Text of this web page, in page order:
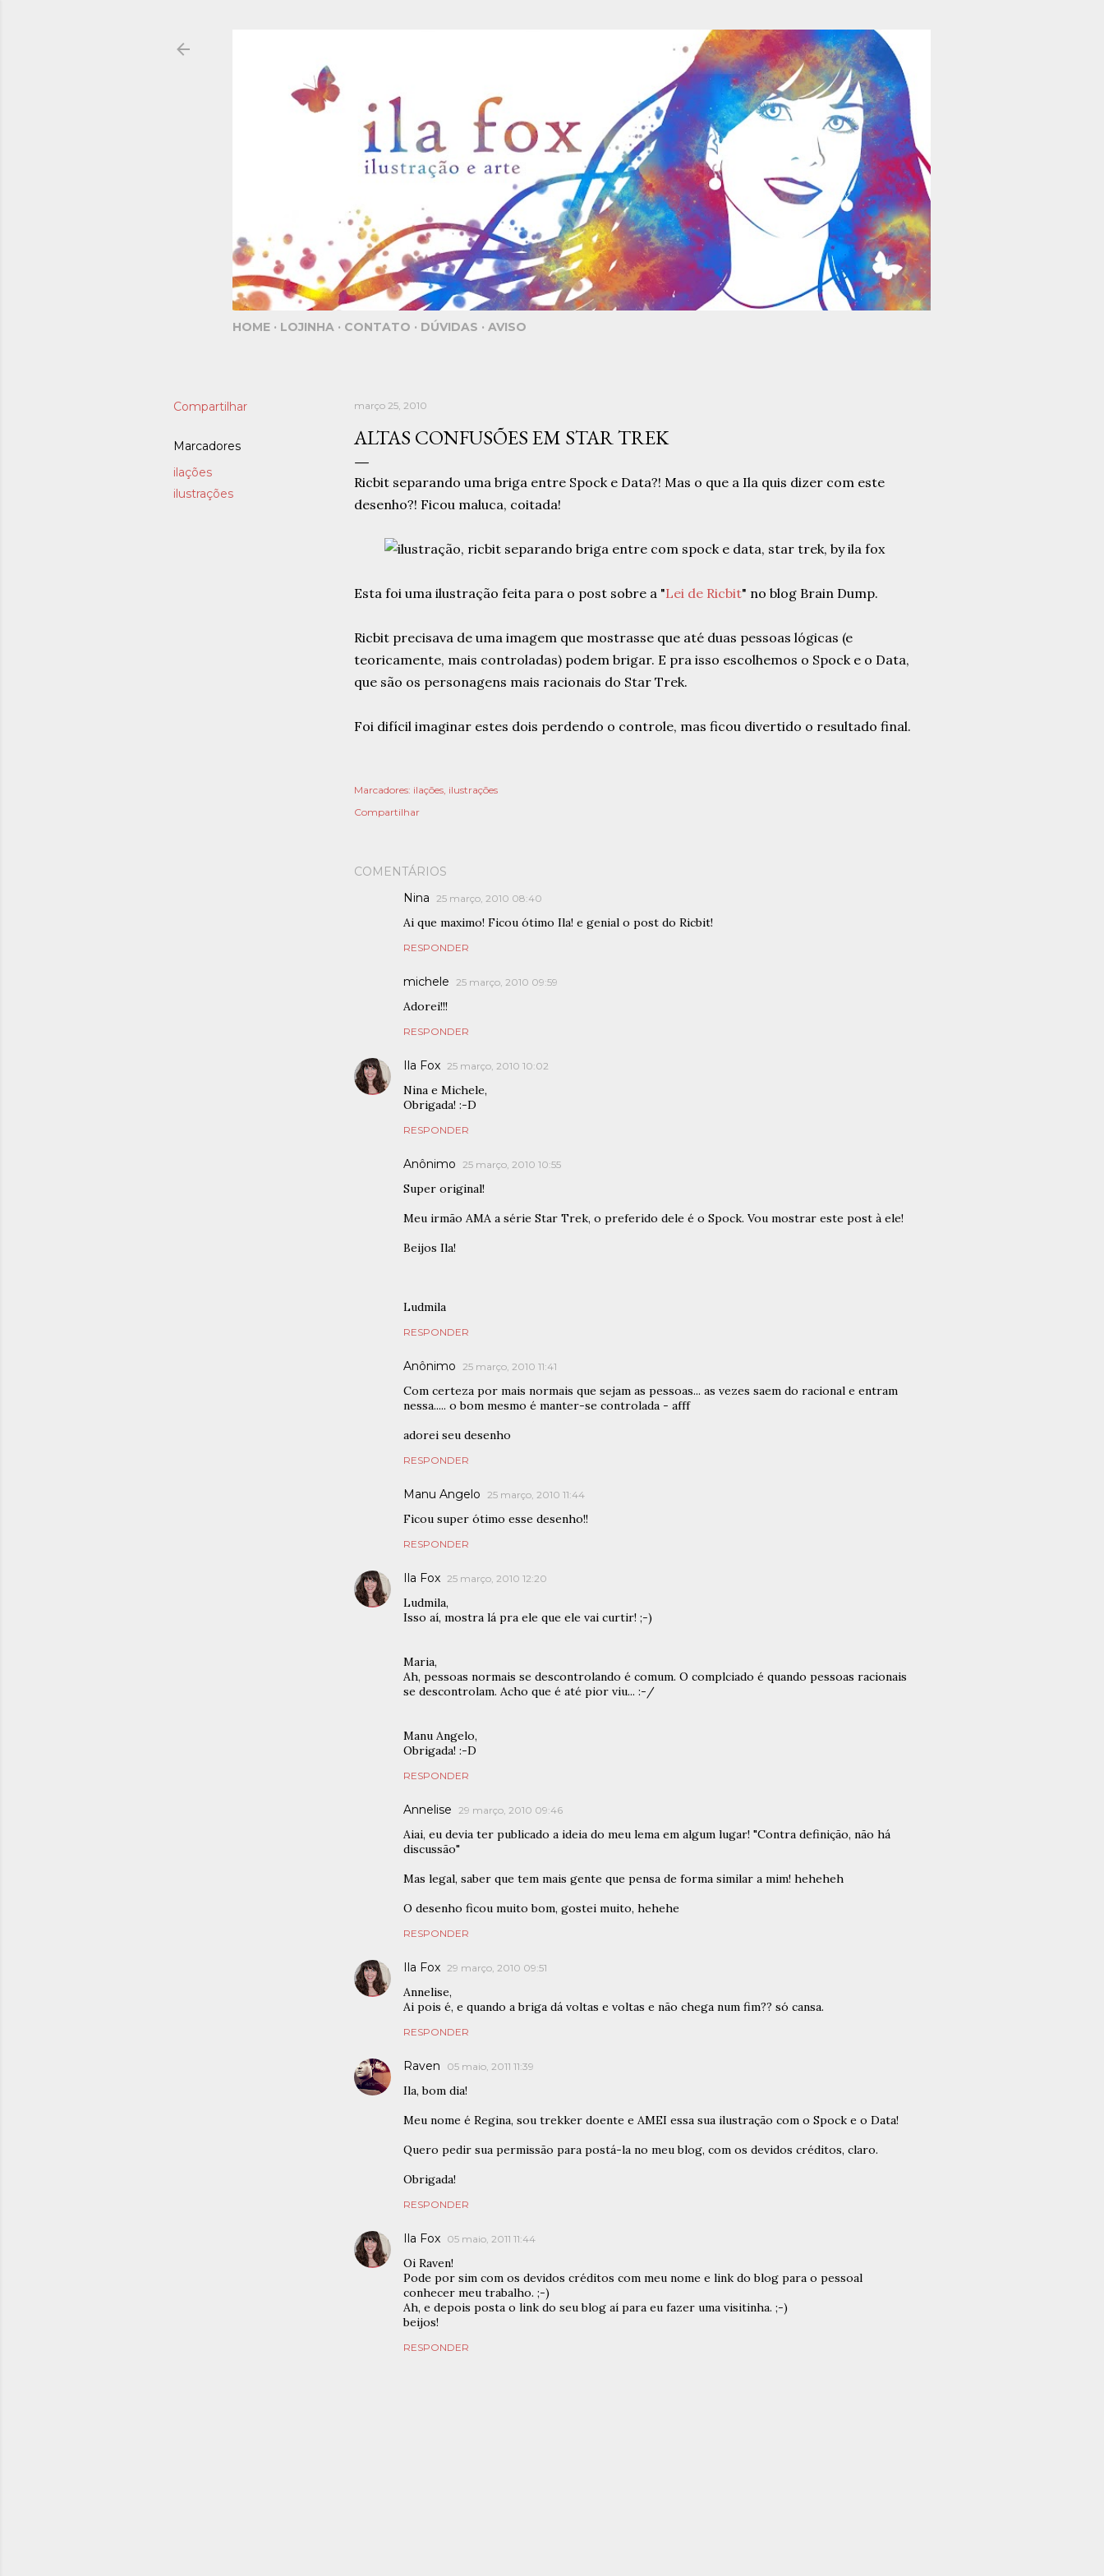
HOME LOJINHA CONTATO DÚVIDAS AVISO
Compartilhar
Marcadores
ilações
ilustrações
março 25, 2010
ALTAS CONFUSÕES EM STAR TREK
Ricbit separando uma briga entre Spock e Data?! Mas o que a Ila quis dizer com este
desenho?! Ficou maluca, coitada!
Esta foi uma ilustração feita para o post sobre a "Lei de Ricbit" no blog Brain Dump.
Ricbit precisava de uma imagem que mostrasse que até duas pessoas lógicas (e
teoricamente, mais controladas) podem brigar. E pra isso escolhemos o Spock e o Data,
que são os personagens mais racionais do Star Trek.
Foi difícil imaginar estes dois perdendo o controle, mas ficou divertido o resultado final.
Marcadores: ilações ilustrações
Compartilhar
COMENTÁRIOS
Nina 25 março, 2010 08:40
Ai que maximo! Ficou ótimo Ila! e genial o post do Ricbit!
RESPONDER
michele 25 março, 2010 09:59
Adorei!!!
RESPONDER
Ila Fox 25 março, 2010 10:02
Nina e Michele,
Obrigada! :-D
RESPONDER
Anônimo 25 março, 2010 10:55
Super original!
Meu irmão AMA a série Star Trek, o preferido dele é o Spock. Vou mostrar este post à ele!
Beijos Ila!
Ludmila
RESPONDER
Anônimo 25 março, 2010 11:41
Com certeza por mais normais que sejam as pessoas... as vezes saem do racional e entram
nessa..... o bom mesmo é manter-se controlada - afff
adorei seu desenho
RESPONDER
Manu Angelo 25 março, 2010 11:44
Ficou super ótimo esse desenho!!
RESPONDER
Ila Fox 25 março, 2010 12:20
Ludmila,
Isso aí, mostra lá pra ele que ele vai curtir! ;-)
Maria,
Ah, pessoas normais se descontrolando é comum. O complciado é quando pessoas racionais
se descontrolam. Acho que é até pior viu... :-/
Manu Angelo,
Obrigada! :-D
RESPONDER
Annelise 29 março, 2010 09:46
Aiai, eu devia ter publicado a ideia do meu lema em algum lugar! "Contra definição, não há
discussão"
Mas legal, saber que tem mais gente que pensa de forma similar a mim! heheheh
O desenho ficou muito bom, gostei muito, hehehe
RESPONDER
Ila Fox 29 março, 2010 09:51
Annelise,
Ai pois é, e quando a briga dá voltas e voltas e não chega num fim?? só cansa.
RESPONDER
Raven 05 maio, 2011 11:39
Ila, bom dia!
Meu nome é Regina, sou trekker doente e AMEI essa sua ilustração com o Spock e o Data!
Quero pedir sua permissão para postá-la no meu blog, com os devidos créditos, claro.
Obrigada!
RESPONDER
Ila Fox 05 maio, 2011 11:44
Oi Raven!
Pode por sim com os devidos créditos com meu nome e link do blog para o pessoal
conhecer meu trabalho. ;-)
Ah, e depois posta o link do seu blog aí para eu fazer uma visitinha. ;-)
beijos!
RESPONDER